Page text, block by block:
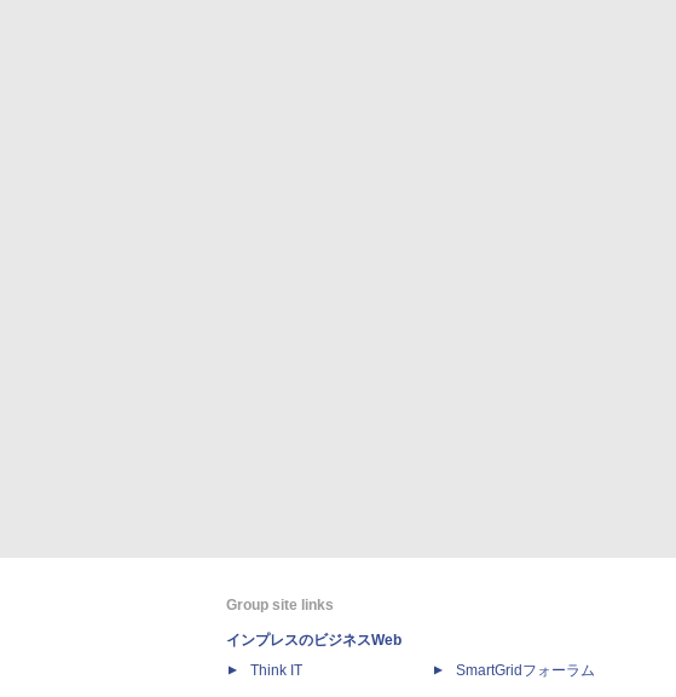
Group site links
インプレスのビジネスWeb
Think IT
SmartGridフォーラム